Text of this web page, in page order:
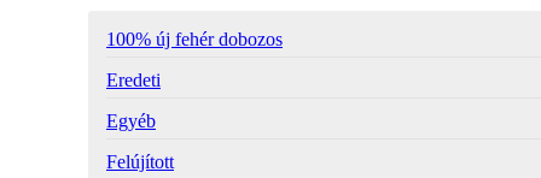
100% új fehér dobozos
Eredeti
Egyéb
Felújított